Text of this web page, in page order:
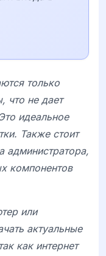
только
что не дает
идеальное
Также стоит
администратора,
компонентов
или
актуальные
как интернет